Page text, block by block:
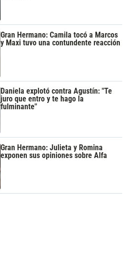
Gran Hermano: Camila tocó a Marcos
y Maxi tuvo una contundente reacción
Daniela explotó contra Agustín: "Te
juro que entro y te hago la
fulminante"
Gran Hermano: Julieta y Romina
exponen sus opiniones sobre Alfa